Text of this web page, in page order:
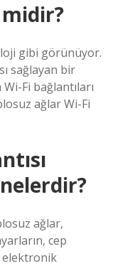
midir?
gibi görünüyor.
sağlayan bir
Fi bağlantıları
ağlar Wi-Fi
ağlar,
cep
elektronik